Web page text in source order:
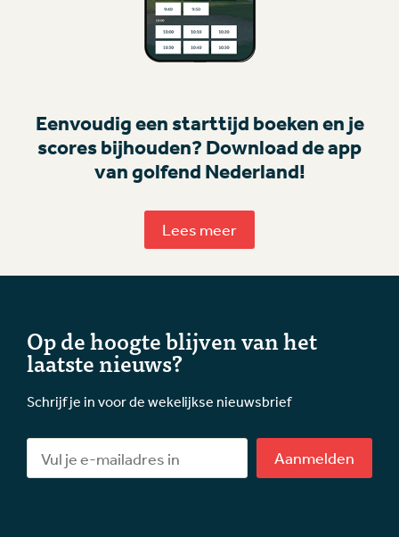
Eenvoudig een starttijd boeken en je
scores bijhouden? Download de app
van golfend Nederland!
Lees meer
Op de hoogte blijven van het
laatste nieuws?
Schrijf je in voor de wekelijkse nieuwsbrief
Aanmelden